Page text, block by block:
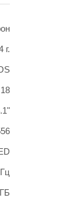
г.